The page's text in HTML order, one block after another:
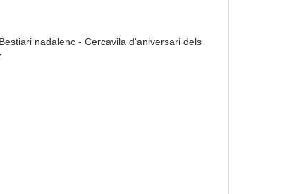
nadalenc - Cercavila d'aniversari dels